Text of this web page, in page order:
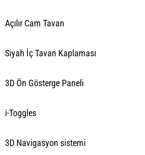
Açılır Cam Tavan
Siyah İç Tavan Kaplaması
3D Ön Gösterge Paneli
i-Toggles
3D Navigasyon sistemi